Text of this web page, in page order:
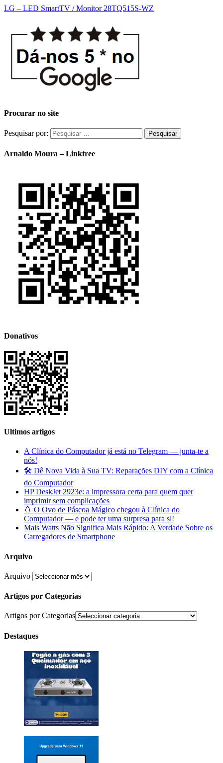
LG – LED SmartTV / Monitor 28TQ515S-WZ
Procurar no site
Pesquisar por:
Arnaldo Moura – Linktree
Donativos
Ultimos artigos
A Clínica do Computador já está no Telegram — junta-te a
nós!
🛠️ Dê Nova Vida à Sua TV: Reparações DIY com a Clínica
do Computador
HP DeskJet 2923e: a impressora certa para quem quer
imprimir sem complicações
🥚 O Ovo de Páscoa Mágico chegou à Clínica do
Computador — e pode ter uma surpresa para si!
Mais Watts Não Significa Mais Rápido: A Verdade Sobre os
Carregadores de Smartphone
Arquivo
Arquivo
Artigos por Categorias
Artigos por Categorias
Destaques